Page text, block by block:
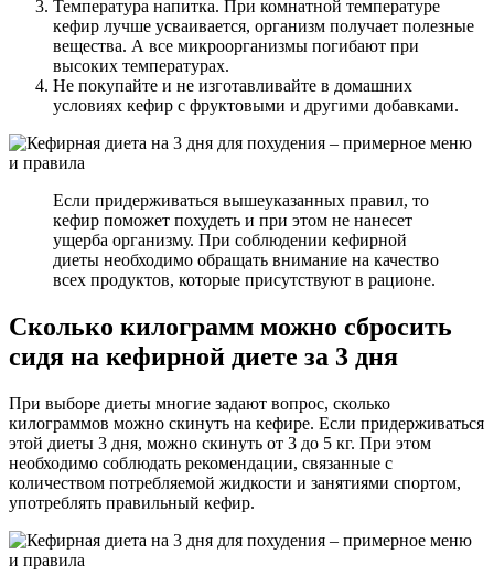
Температура напитка. При комнатной температуре
кефир лучше усваивается, организм получает полезные
вещества. А все микроорганизмы погибают при
высоких температурах.
Не покупайте и не изготавливайте в домашних
условиях кефир с фруктовыми и другими добавками.
Если придерживаться вышеуказанных правил, то
кефир поможет похудеть и при этом не нанесет
ущерба организму. При соблюдении кефирной
диеты необходимо обращать внимание на качество
всех продуктов, которые присутствуют в рационе.
Сколько килограмм можно сбросить
сидя на кефирной диете за 3 дня
При выборе диеты многие задают вопрос, сколько
килограммов можно скинуть на кефире. Если придерживаться
этой диеты 3 дня, можно скинуть от 3 до 5 кг. При этом
необходимо соблюдать рекомендации, связанные с
количеством потребляемой жидкости и занятиями спортом,
употреблять правильный кефир.